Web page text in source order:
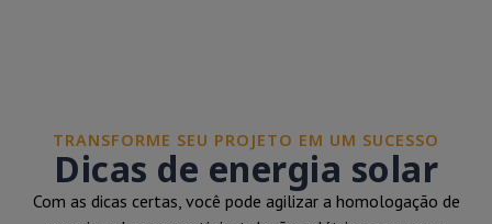
TRANSFORME SEU PROJETO EM UM SUCESSO
Dicas de energia solar
Com as dicas certas, você pode agilizar a homologação de